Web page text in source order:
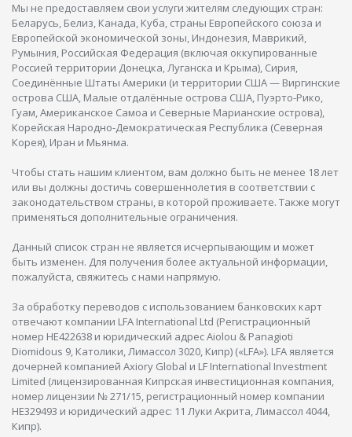
Мы не предоставляем свои услуги жителям следующих стран:
Беларусь, Белиз, Канада, Куба, страны Европейского союза и
Европейской экономической зоны, Индонезия, Маврикий,
Румыния, Российская Федерация (включая оккупированные
Россией территории Донецка, Луганска и Крыма), Сирия,
Соединённые Штаты Америки (и территории США — Виргинские
острова США, Малые отдалённые острова США, Пуэрто-Рико,
Гуам, Американское Самоа и Северные Марианские острова),
Корейская Народно-Демократическая Республика (Северная
Корея), Иран и Мьянма.
Чтобы стать нашим клиентом, вам должно быть не менее 18 лет
или вы должны достичь совершеннолетия в соответствии с
законодательством страны, в которой проживаете. Также могут
применяться дополнительные ограничения.
Данный список стран не является исчерпывающим и может
быть изменен. Для получения более актуальной информации,
пожалуйста, свяжитесь с нами напрямую.
За обработку переводов с использованием банковских карт
отвечают компании LFA International Ltd (Регистрационный
номер HE422638 и юридический адрес Aiolou & Panagioti
Diomidous 9, Католики, Лимассол 3020, Кипр) («LFA»). LFA является
дочерней компанией Axiory Global и LF International Investment
Limited (лицензированная Кипрская инвестиционная компания,
номер лицензии № 271/15, регистрационный номер компании
HE329493 и юридический адрес: 11 Луки Акрита, Лимассол 4044,
Кипр).